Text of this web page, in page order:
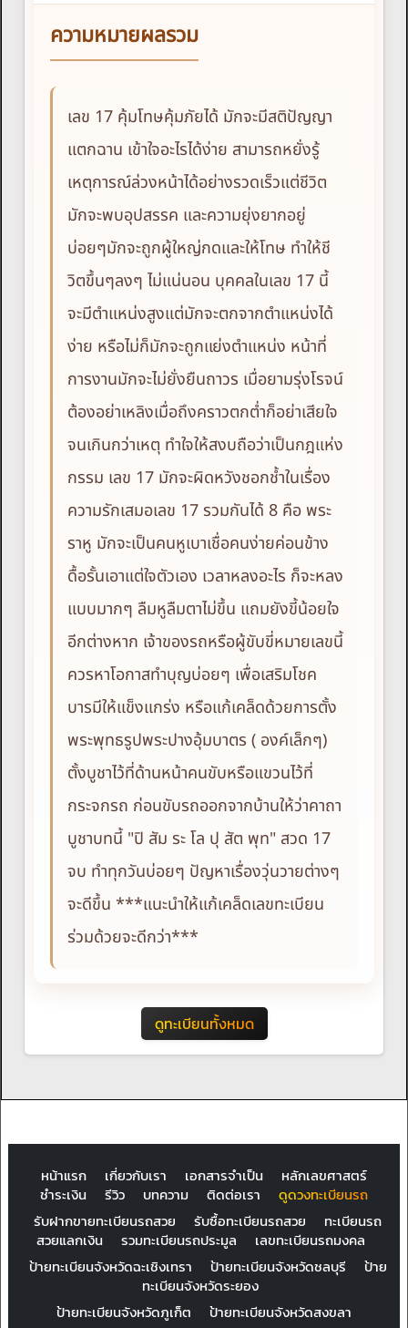
ความหมายผลรวม
เลข 17 คุ้มโทษคุ้มภัยได้ มักจะมีสติปัญญา
แตกฉาน เข้าใจอะไรได้ง่าย สามารถหยั่งรู้
เหตุการณ์ล่วงหน้าได้อย่างรวดเร็วแต่ชีวิต
มักจะพบอุปสรรค และความยุ่งยากอยู่
บ่อยๆมักจะถูกผู้ใหญ่กดและให้โทษ ทำให้ชี
วิตขึ้นๆลงๆ ไม่แน่นอน บุคคลในเลข 17 นี้
จะมีตำแหน่งสูงแต่มักจะตกจากตำแหน่งได้
ง่าย หรือไม่ก็มักจะถูกแย่งตำแหน่ง หน้าที่
การงานมักจะไม่ยั่งยืนถาวร เมื่อยามรุ่งโรจน์
ต้องอย่าเหลิงเมื่อถึงคราวตกต่ำก็อย่าเสียใจ
จนเกินกว่าเหตุ ทำใจให้สงบถือว่าเป็นกฎแห่ง
กรรม เลข 17 มักจะผิดหวังชอกช้ำในเรื่อง
ความรักเสมอเลข 17 รวมกันได้ 8 คือ พระ
ราหู มักจะเป็นคนหูเบาเชื่อคนง่ายค่อนข้าง
ดื้อรั้นเอาแต่ใจตัวเอง เวลาหลงอะไร ก็จะหลง
แบบมากๆ ลืมหูลืมตาไม่ขึ้น แถมยังขี้น้อยใจ
อีกต่างหาก เจ้าของรถหรือผู้ขับขี่หมายเลขนี้
ควรหาโอกาสทำบุญบ่อยๆ เพื่อเสริมโชค
บารมีให้แข็งแกร่ง หรือแก้เคล็ดด้วยการตั้ง
พระพุทธรูปพระปางอุ้มบาตร ( องค์เล็กๆ)
ตั้งบูชาไว้ที่ด้านหน้าคนขับหรือแขวนไว้ที่
กระจกรถ ก่อนขับรถออกจากบ้านให้ว่าคาถา
บูชาบทนี้ "ปิ สัม ระ โล ปุ สัต พุท" สวด 17
จบ ทำทุกวันบ่อยๆ ปัญหาเรื่องวุ่นวายต่างๆ
จะดีขึ้น ***แนะนำให้แก้เคล็ดเลขทะเบียน
ร่วมด้วยจะดีกว่า***
ดูทะเบียนทั้งหมด
หน้าแรก เกี่ยวกับเรา เอกสารจำเป็น
หลักเลขศาสตร์
ชำระเงิน
รีวิว บทความ ติดต่อเรา
ดูดวงทะเบียนรถ
รับฝากขายทะเบียนรถสวย
รับซื้อทะเบียนรถสวย
ทะเบียนรถ
สวยแลกเงิน
รวมทะเบียนรถประมูล
เลขทะเบียนรถมงคล
ป้ายทะเบียนจังหวัดฉะเชิงเทรา
ป้ายทะเบียนจังหวัดชลบุรี
ป้าย
ทะเบียนจังหวัดระยอง
ป้ายทะเบียนจังหวัดภูเก็ต
ป้ายทะเบียนจังหวัดสงขลา